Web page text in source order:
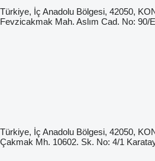
Türkiye, İç Anadolu Bölgesi, 42050,
Fevzicakmak Mah. Aslım Cad. No: 90/
Türkiye, İç Anadolu Bölgesi, 42050,
Çakmak Mh. 10602. Sk. No: 4/1